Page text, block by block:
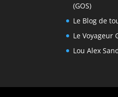
(GOS)
Le Blog de
Le Voyageur
Lou Alex